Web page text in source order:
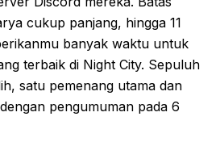
cukup panjang, hingga 11
banyak waktu untuk
terbaik di Night City. Sepuluh
satu pemenang utama dan
pengumuman pada 6